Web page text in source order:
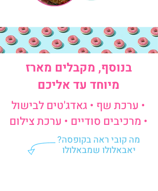
בנוסף, מקבלים מארז
מיוחד עד אליכם
• ערכת שף • גאדג'טים לבישול
• מרכיבים סודיים • ערכת צילום
מה קובי ראה בקופסה?
יאבאלולו שמבאלולו